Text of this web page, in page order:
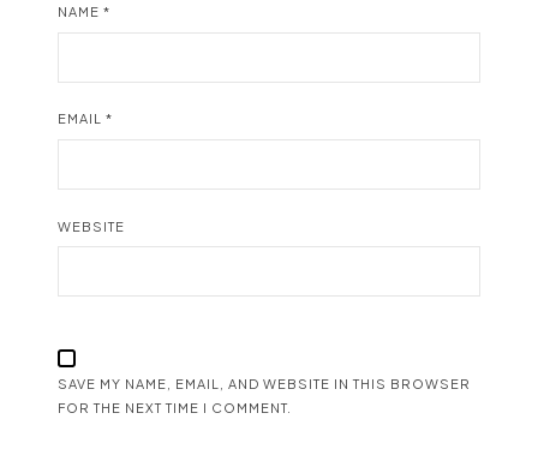
NAME*
EMAIL*
WEBSITE
SAVE MY NAME, EMAIL, AND WEBSITE IN THIS BROWSER
FOR THE NEXT TIME I COMMENT.